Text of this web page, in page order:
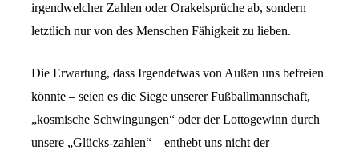
irgendwelcher Zahlen oder Orakelsprüche ab, sondern
letztlich nur von des Menschen Fähigkeit zu lieben.
Die Erwartung, dass Irgendetwas von Außen uns befreien
könnte – seien es die Siege unserer Fußballmannschaft,
„kosmische Schwingungen“ oder der Lottogewinn durch
unsere „Glücks-zahlen“ – enthebt uns nicht der